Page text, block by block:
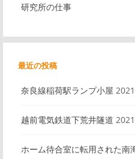
研究所の仕事
最近の投稿
奈良線稲荷駅ランプ小屋
越前電気鉄道下荒井隧道
ホーム待合室に転用された南